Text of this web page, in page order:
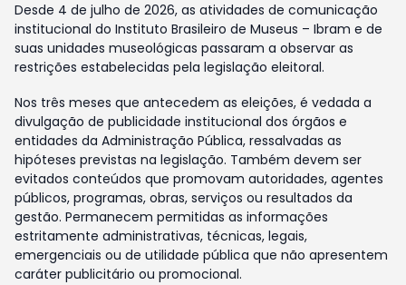
Desde 4 de julho de 2026, as atividades de comunicação
institucional do Instituto Brasileiro de Museus – Ibram e de
suas unidades museológicas passaram a observar as
restrições estabelecidas pela legislação eleitoral.
Nos três meses que antecedem as eleições, é vedada a
divulgação de publicidade institucional dos órgãos e
entidades da Administração Pública, ressalvadas as
hipóteses previstas na legislação. Também devem ser
evitados conteúdos que promovam autoridades, agentes
públicos, programas, obras, serviços ou resultados da
gestão. Permanecem permitidas as informações
estritamente administrativas, técnicas, legais,
emergenciais ou de utilidade pública que não apresentem
caráter publicitário ou promocional.